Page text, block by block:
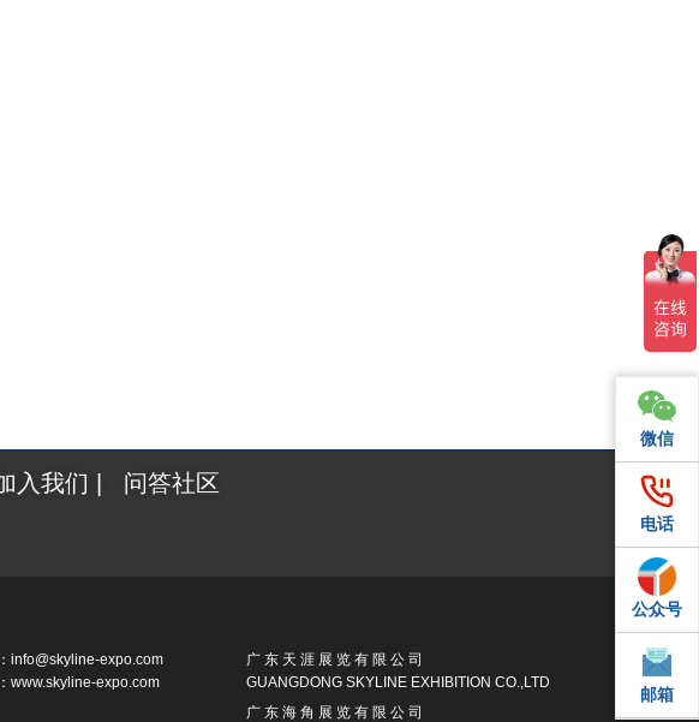
2026年，乌兹别克斯坦电子市场正迎来前所未有的爆发式增长。据
微信
电话
QQ
邮箱
微信
电话
公众号
邮箱
入我们 问答社区
info@skyline-expo.com
www.skyline-expo.com
广 东 天 涯 展 览 有 限 公 司
GUANGDONG SKYLINE EXHIBITION CO.,LTD
广 东 海 角 展 览 有 限 公 司